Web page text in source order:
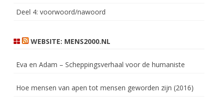
Deel 4: voorwoord/nawoord
WEBSITE: MENS2000.NL
Eva en Adam – Scheppingsverhaal voor de humaniste
Hoe mensen van apen tot mensen geworden zijn (2016)